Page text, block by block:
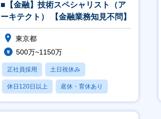
■【金融】技術スペシャリスト（ア
ーキテクト） 【金融業務知見不問】
東京都
500万~1150万
正社員採用 土日祝休み
休日120日以上 産休・育休あり
月残業20時間以内